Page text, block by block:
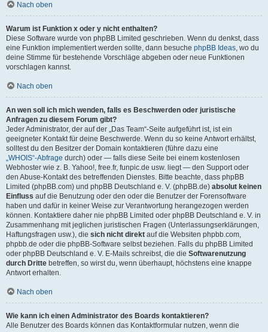
Nach oben
Warum ist Funktion x oder y nicht enthalten?
Diese Software wurde von phpBB Limited geschrieben. Wenn du denkst, dass
eine Funktion implementiert werden sollte, dann besuche phpBB Ideas, wo du
deine Stimme für bestehende Vorschläge abgeben oder neue Funktionen
vorschlagen kannst.
Nach oben
An wen soll ich mich wenden, falls es Beschwerden oder juristische
Anfragen zu diesem Forum gibt?
Jeder Administrator, der auf der „Das Team“-Seite aufgeführt ist, ist ein
geeigneter Kontakt für deine Beschwerde. Wenn du so keine Antwort erhältst,
solltest du den Besitzer der Domain kontaktieren (führe dazu eine
„WHOIS“-Abfrage durch) oder — falls diese Seite bei einem kostenlosen
Webhoster wie z. B. Yahoo!, free.fr, funpic.de usw. liegt — den Support oder
den Abuse-Kontakt des betreffenden Dienstes. Bitte beachte, dass phpBB
Limited (phpBB.com) und phpBB Deutschland e. V. (phpBB.de) absolut keinen
Einfluss auf die Benutzung oder den oder die Benutzer der Forensoftware
haben und dafür in keiner Weise zur Verantwortung herangezogen werden
können. Kontaktiere daher nie phpBB Limited oder phpBB Deutschland e. V. in
Zusammenhang mit jeglichen juristischen Fragen (Unterlassungserklärungen,
Haftungsfragen usw.), die sich nicht direkt auf die Websiten phpbb.com,
phpbb.de oder die phpBB-Software selbst beziehen. Falls du phpBB Limited
oder phpBB Deutschland e. V. E-Mails schreibst, die die Softwarenutzung
durch Dritte betreffen, so wirst du, wenn überhaupt, höchstens eine knappe
Antwort erhalten.
Nach oben
Wie kann ich einen Administrator des Boards kontaktieren?
Alle Benutzer des Boards können das Kontaktformular nutzen, wenn die